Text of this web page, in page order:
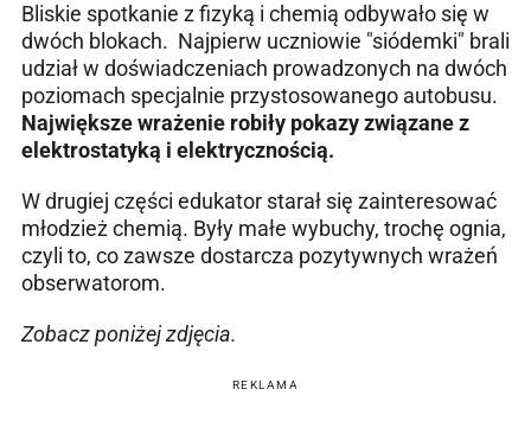
Bliskie spotkanie z fizyką i chemią odbywało się w
dwóch blokach. Najpierw uczniowie "siódemki" brali
udział w doświadczeniach prowadzonych na dwóch
poziomach specjalnie przystosowanego autobusu.
Największe wrażenie robiły pokazy związane z
elektrostatyką i elektrycznością.
W drugiej części edukator starał się zainteresować
młodzież chemią. Były małe wybuchy, trochę ognia,
czyli to, co zawsze dostarcza pozytywnych wrażeń
obserwatorom.
Zobacz poniżej zdjęcia.
REKLAMA